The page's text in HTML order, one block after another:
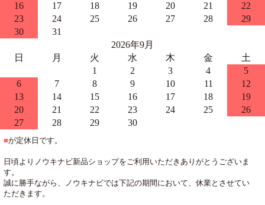
16
17 18 19 20 21
22
23
24 25 26 27 28
29
30
31
2026年9月
日
月 火 水 木 金
土
1
2 3 4
5
6
7 8 9 10 11
12
13
14 15 16 17 18
19
20
21 22 23 24 25
26
27
28 29 30
■が定休日です。
日頃よりノウキナビ新品ショップをご利用いただきありがとうございま
す。
誠に勝手ながら、ノウキナビでは下記の期間において、休業とさせてい
ただきます。